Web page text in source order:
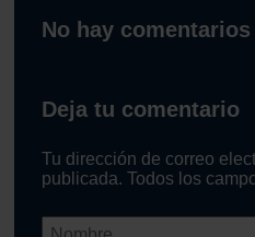
No hay comentarios
Deja tu comentario
Tu dirección de correo
publicada. Todos los